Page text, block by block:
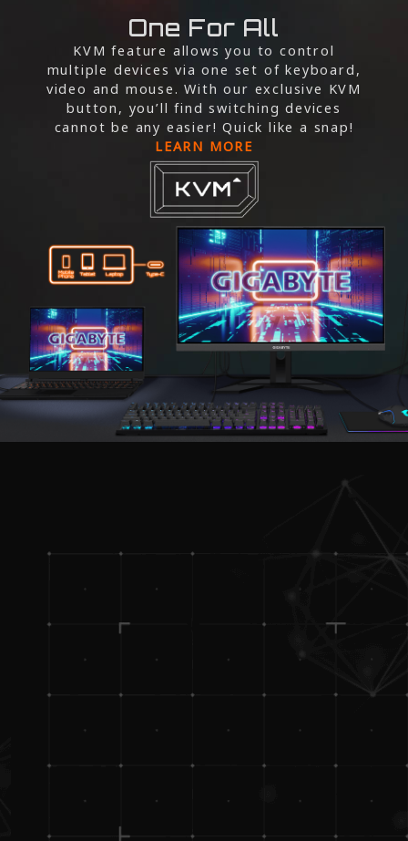
One For All
KVM feature allows you to control
multiple devices via one set of keyboard,
video and mouse. With our exclusive KVM
button, you’ll find switching devices
cannot be any easier! Quick like a snap!
LEARN MORE